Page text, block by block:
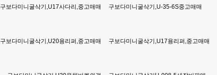
구보다미니굴삭기,U17사다리,중고매매 구보다미니굴삭기,U-35-6S중고매매
구보다미니굴삭기,U20용리퍼,중고매매 구보다미니굴삭기,U17용리퍼,중고매매